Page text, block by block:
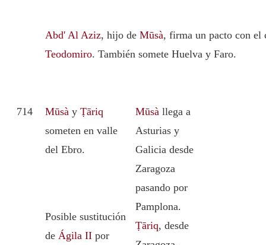
Abd' Al Aziz, hijo de Mūsà, firma un pacto con el
Teodomiro. También somete Huelva y Faro.
714 Mūsà y Ṭāriq
someten en valle
del Ebro.
Posible sustitución
de Ágila II por
Mūsà llega a
Asturias y
Galicia desde
Zaragoza
pasando por
Pamplona.
Ṭāriq, desde